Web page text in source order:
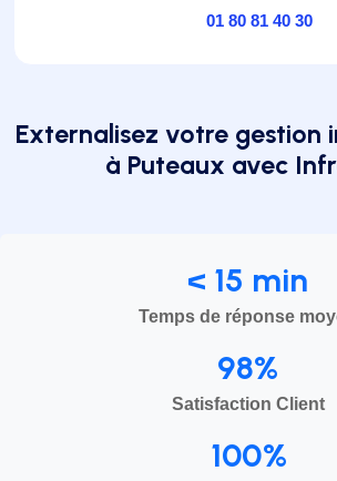
01 80 81 40 30
Externalisez votre gestion
à Puteaux avec
< 15 min
Temps de réponse
98%
Satisfaction Client
100%